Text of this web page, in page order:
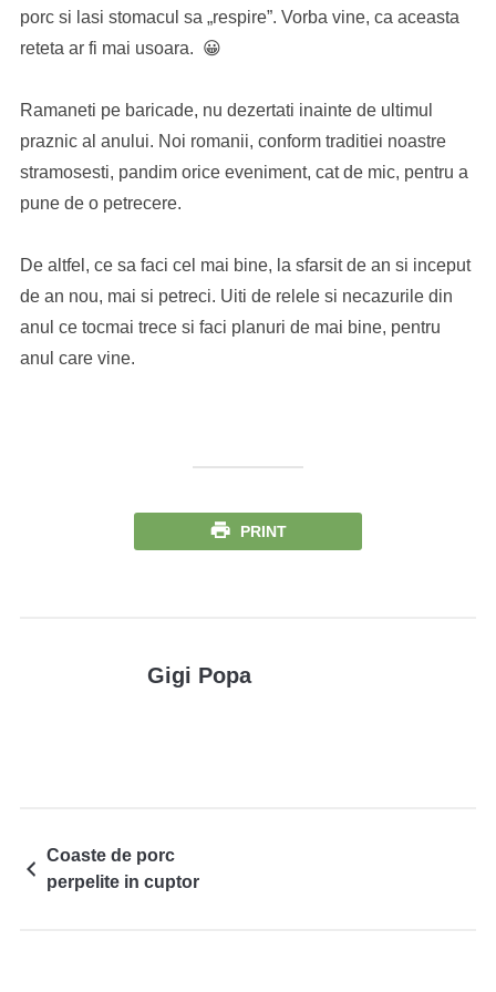
porc si lasi stomacul sa „respire”. Vorba vine, ca aceasta
reteta ar fi mai usoara. 😀
Ramaneti pe baricade, nu dezertati inainte de ultimul
praznic al anului. Noi romanii, conform traditiei noastre
stramosesti, pandim orice eveniment, cat de mic, pentru a
pune de o petrecere.
De altfel, ce sa faci cel mai bine, la sfarsit de an si inceput
de an nou, mai si petreci. Uiti de relele si necazurile din
anul ce tocmai trece si faci planuri de mai bine, pentru
anul care vine.
PRINT
Gigi Popa
Coaste de porc
perpelite in cuptor